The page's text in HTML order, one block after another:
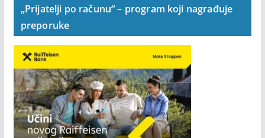
„Prijatelji po računu“ – program koji nagrađuje
preporuke